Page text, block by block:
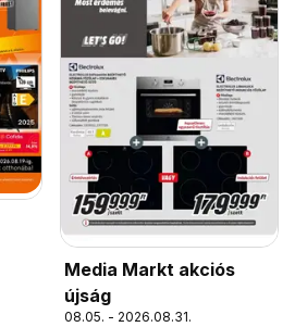
Media Markt akciós
újság
08.05. - 2026.08.31.